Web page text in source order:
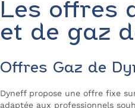
Les offres
et de gaz
Offres Gaz de
Dyneff propose une offre fixe
adaptée aux professionnels